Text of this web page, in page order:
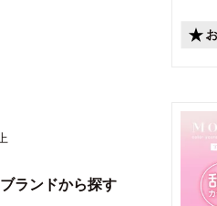
ランドから探す